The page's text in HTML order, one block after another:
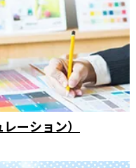
ーション）